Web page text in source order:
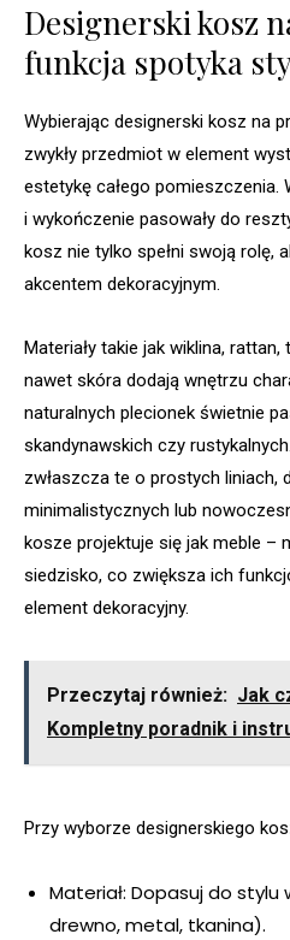
Designerski kosz
funkcja spotyka
Wybierając designerski kosz na
zwykły przedmiot w element
estetykę całego pomieszczenia.
i wykończenie pasowały do
kosz nie tylko spełni swoją rolę,
akcentem dekoracyjnym.
Materiały takie jak wiklina,
nawet skóra dodają wnętrzu
naturalnych plecionek świetnie
skandynawskich czy
zwłaszcza te o prostych liniach,
minimalistycznych lub
kosze projektuje się jak meble –
siedzisko, co zwiększa ich
element dekoracyjny.
Przeczytaj również: Jak
Kompletny poradnik i
Przy wyborze designerskiego
Materiał: Dopasuj do stylu
drewno, metal, tkanina).